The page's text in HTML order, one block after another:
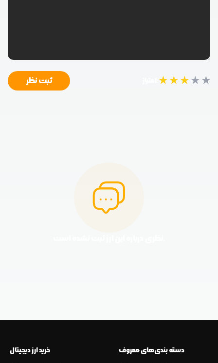
★★★★★ ثبت نظر
خرید ارز دیجیتال دسته بندی‌های معروف